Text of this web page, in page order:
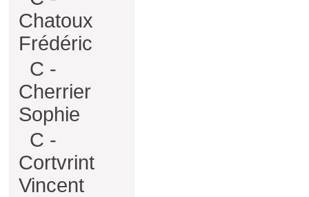
Chatoux
Frédéric
C -
Cherrier
Sophie
C -
Cortvrint
Vincent